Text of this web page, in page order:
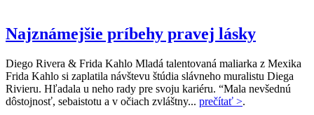
Najznámejšie príbehy pravej lásky
Diego Rivera & Frida Kahlo Mladá talentovaná maliarka z Mexika
Frida Kahlo si zaplatila návštevu štúdia slávneho muralistu Diega
Rivieru. Hľadala u neho rady pre svoju kariéru. “Mala nevšednú
dôstojnosť, sebaistotu a v očiach zvláštny... prečítať >.